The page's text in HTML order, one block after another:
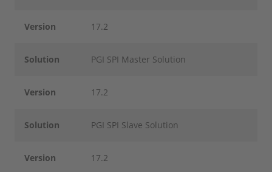
Version 17.2
Solution PGI SPI Master Solution
Version 17.2
Solution PGI SPI Slave Solution
Version 17.2